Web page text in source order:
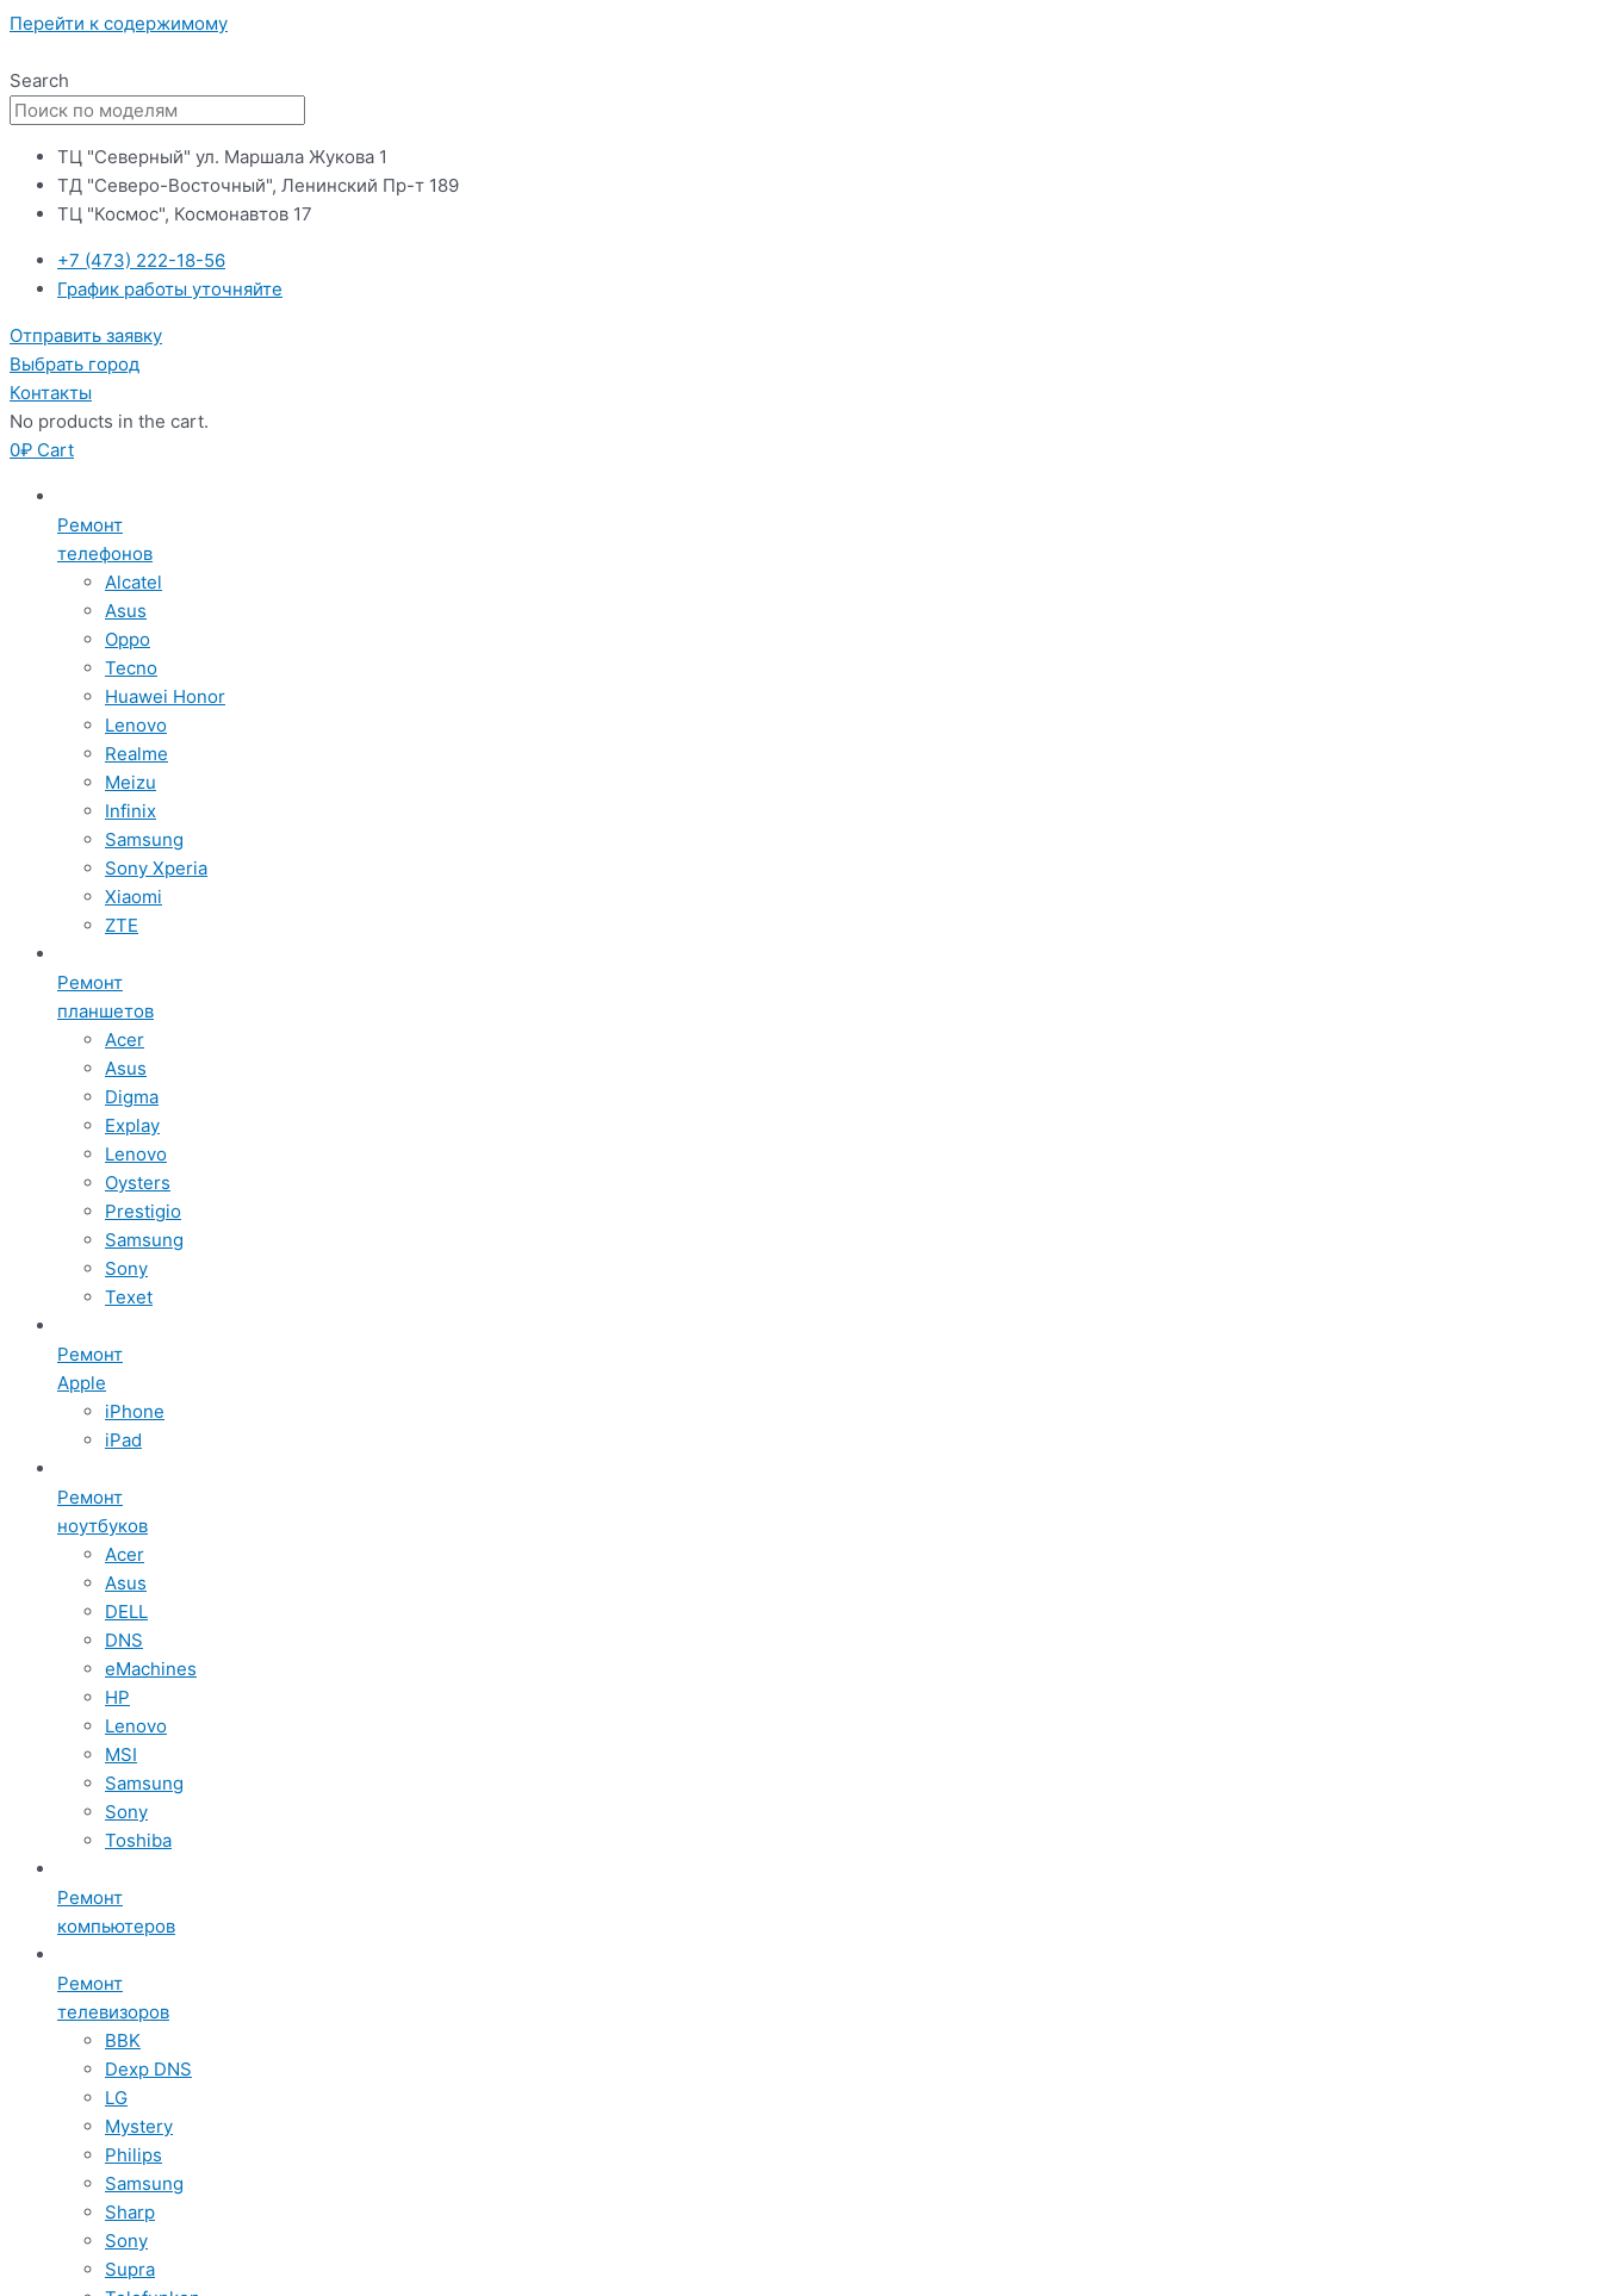
Перейти к содержимому
Search
ТЦ "Северный" ул. Маршала Жукова 1
ТД "Северо-Восточный", Ленинский Пр-т 189
ТЦ "Космос", Космонавтов 17
+7 (473) 222-18-56
График работы уточняйте
Отправить заявку
Выбрать город
Контакты
No products in the cart.
0₽ Cart
Ремонт
телефонов
Alcatel
Asus
Oppo
Tecno
Huawei Honor
Lenovo
Realme
Meizu
Infinix
Samsung
Sony Xperia
Xiaomi
ZTE
Ремонт
планшетов
Acer
Asus
Digma
Explay
Lenovo
Oysters
Prestigio
Samsung
Sony
Texet
Ремонт
Apple
iPhone
iPad
Ремонт
ноутбуков
Acer
Asus
DELL
DNS
eMachines
HP
Lenovo
MSI
Samsung
Sony
Toshiba
Ремонт
компьютеров
Ремонт
телевизоров
BBK
Dexp DNS
LG
Mystery
Philips
Samsung
Sharp
Sony
Supra